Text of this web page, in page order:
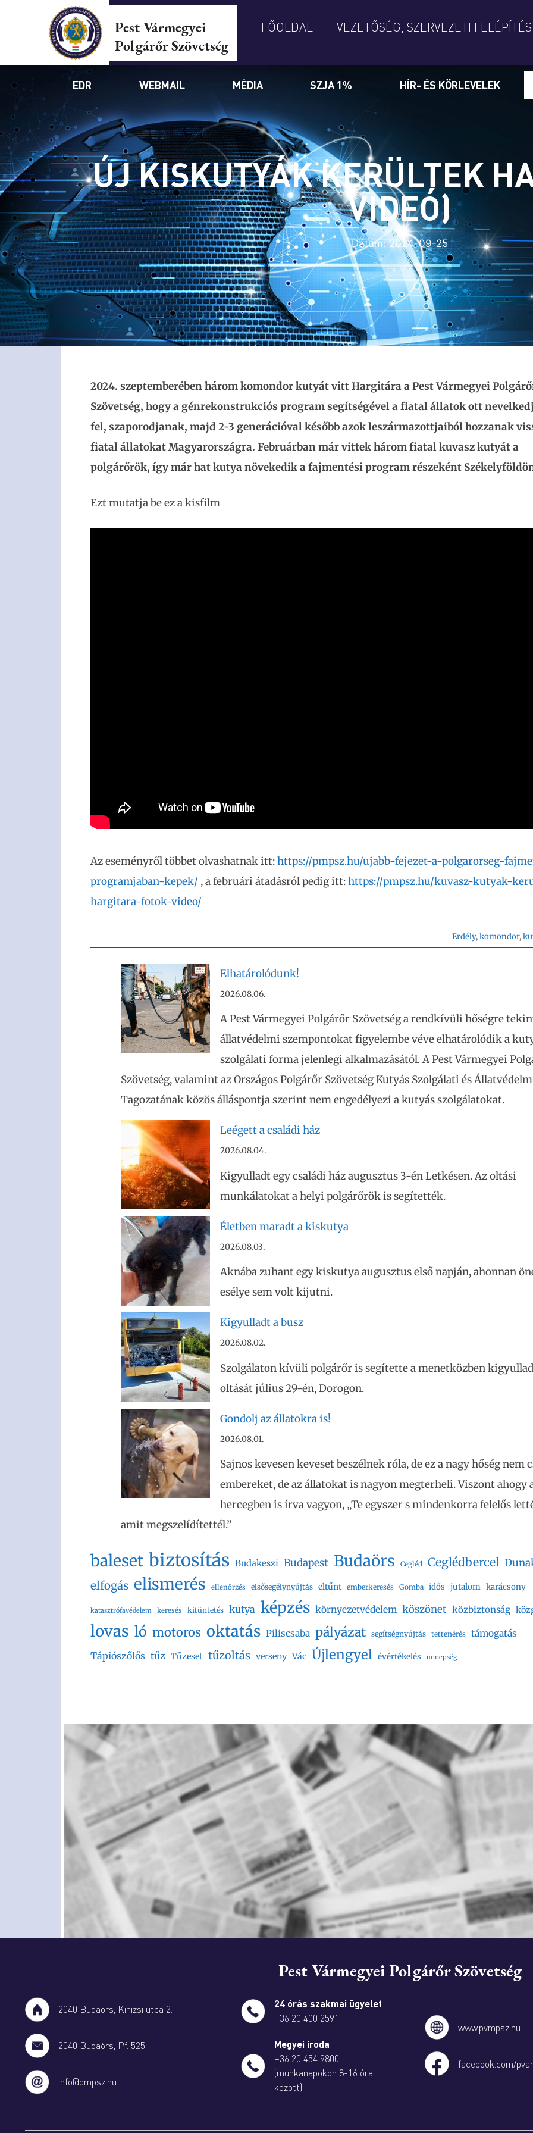
Pest Vármegyei
Polgárőr Szövetség
FŐOLDAL VEZETŐSÉG, SZERVEZETI FELÉPÍTÉS
EDR WEBMAIL MÉDIA SZJA 1% HÍR- ÉS KÖRLEVELEK
ÚJ KISKUTYÁK KERÜLTEK
VIDEÓ)
Dátum:2024-09-25
2024. szeptemberében három komondor kutyát vitt Hargitára a Pest Vármegyei
Szövetség, hogy a génrekonstrukciós program segítségével a fiatal állatok ott
fel, szaporodjanak, majd 2-3 generációval később azok leszármazottjaiból hozzanak
fiatal állatokat Magyarországra. Februárban már vittek három fiatal kuvasz kutyát a
polgárőrök, így már hat kutya növekedik a fajmentési program részeként
Ezt mutatja be ez a kisfilm
Az eseményről többet olvashatnak itt:https://pmpsz.hu/ujabb-fejezet-a-polgarorseg-
programjaban-kepek/ , a februári átadásról pedig itt:https://pmpsz.hu/kuvasz-kutyak-
hargitara-fotok-video/
Erdély, komondor,
Elhatárolódunk!
2026.08.06.
A Pest Vármegyei Polgárőr Szövetség a rendkívüli hőségre
állatvédelmi szempontokat figyelembe véve elhatárolódik a
szolgálati forma jelenlegi alkalmazásától. A Pest Vármegyei
Szövetség, valamint az Országos Polgárőr Szövetség Kutyás Szolgálati és
Tagozatának közös álláspontja szerint nem engedélyezi a kutyás szolgálatokat.
Leégett a családi ház
2026.08.04.
Kigyulladt egy családi ház augusztus 3-én Letkésen. Az oltási
munkálatokat a helyi polgárőrök is segítették.
Életben maradt a kiskutya
2026.08.03.
Aknába zuhant egy kiskutya augusztus első napján, ahonnan
esélye sem volt kijutni.
Kigyulladt a busz
2026.08.02.
Szolgálaton kívüli polgárőr is segítette a menetközben
oltását július 29-én, Dorogon.
Gondolj az állatokra is!
2026.08.01.
Sajnos kevesen keveset beszélnek róla, de ez a nagy hőség nem
embereket, de az állatokat is nagyon megterheli. Viszont ahogy
hercegben is írva vagyon, „Te egyszer s mindenkorra felelős
amit megszelídítettél.”
baleset biztosítás Budakeszi Budapest Budaörs Cegléd Ceglédbercel
elfogás elismerés ellenőrzés elsősegélynyújtás eltűnt emberkeresés Gomba idős jutalom karácsony
katasztrófavédelem keresés kitüntetés kutya képzés környezetvédelem köszönet közbiztonság
lovas ló motoros oktatás Piliscsaba pályázat segítségnyújtás tettenérés támogatás
Tápiószőlős tűz Tűzeset tűzoltás verseny Vác Újlengyel évértékelés ünnepség
Pest Vármegyei Polgárőr Szövetség
2040 Budaörs, Kinizsi utca 2.
2040 Budaörs, Pf. 525.
info@pmpsz.hu
24 órás szakmai ügyelet
+36 20 400 2591
Megyei iroda
+36 20 454 9800
(munkanapokon 8-16 óra
között)
www.pvmpsz.hu
facebook.com/